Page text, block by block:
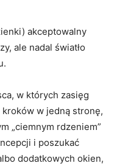
akceptowalny
ale nadal światło
w których zasięg
w jedną stronę,
„ciemnym rdzeniem”
i poszukać
dodatkowych okien,